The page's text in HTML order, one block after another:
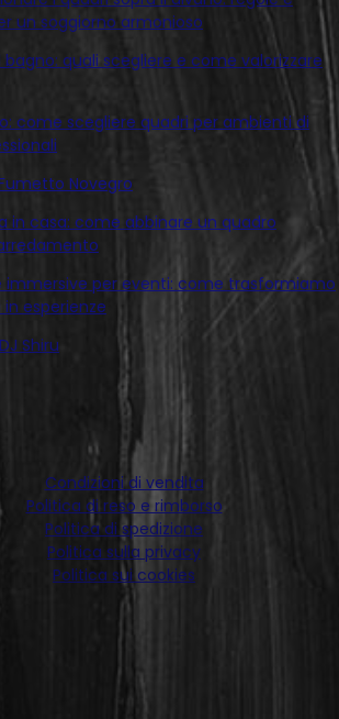
un soggiorno armonioso
bagno: quali scegliere e come valorizzare
come scegliere quadri per ambienti di
Novegro
in casa: come abbinare un quadro
immersive per eventi: come trasformiamo
esperienze
Shiru
Condizioni di vendita
Politica di reso e rimborso
Politica di spedizione
Politica sulla privacy
Politica sui cookies